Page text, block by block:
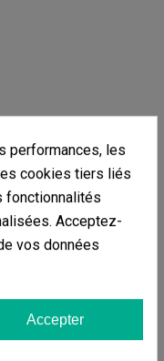
performances, les
cookies tiers liés
fonctionnalités
Acceptez-
vos données
Accepter